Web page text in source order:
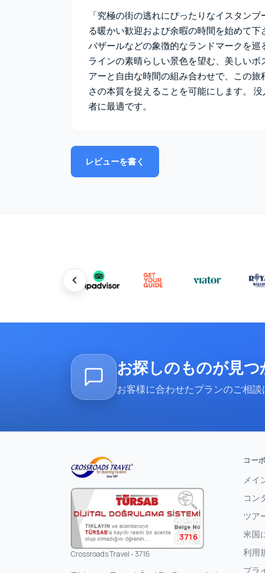
「究極の街の逃れにぴったりなイスタン
る暖かい歓迎および余暇の時間を始めて
バザールなどの象徴的なランドマークを
ラインの素晴らしい景色を望む、美しい
アーと自由な時間の組み合わせで、この
さの本質を捉えることを可能にします。
者に最適です。
レビューを書く
お探しのものが見
お客様に合わせたプランのご相
3716
Crossroads Travel - 3716
コー
メイ
コン
ツア
米国
利用
プラ